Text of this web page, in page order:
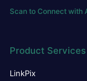
Scan to Connect with
Product Services
LinkPix